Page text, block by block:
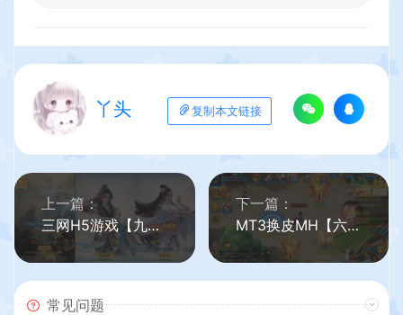
丫头 复制本文链接
上一篇：
三网H5游戏【九州破穹H5平台币内购版】最新整理单机一键即玩镜像端+Linux手工服务端+简易客户端+运营后台+全套表+前后端转换工具+详细搭建教程+视频教程
下一篇：
MT3换皮MH【六福西游万亿突破挂机尊享版】最新整理单机一键即玩镜像端+Linux手工服务端+安卓苹果双端+GM后台+详细搭建教程+全套源码
常见问题